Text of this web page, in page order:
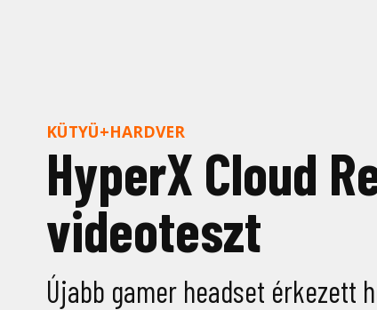
KÜTYÜ+HARDVER
HyperX Cloud
videoteszt
Újabb gamer headset érkezett